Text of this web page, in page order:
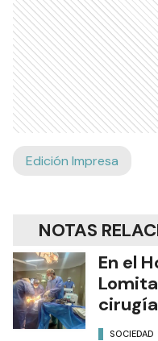
Edición Impresa
NOTAS
En el
SOCIEDAD